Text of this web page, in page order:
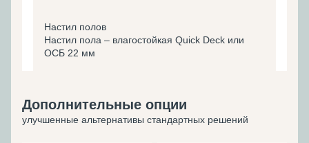
Настил полов
Настил пола – влагостойкая Quick Deck или
ОСБ 22 мм
Дополнительные опции
улучшенные альтернативы стандартных решений